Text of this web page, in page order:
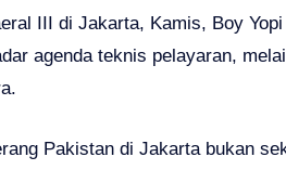
III di Jakarta, Kamis, Boy
agenda teknis pelayaran,
Pakistan di Jakarta bukan